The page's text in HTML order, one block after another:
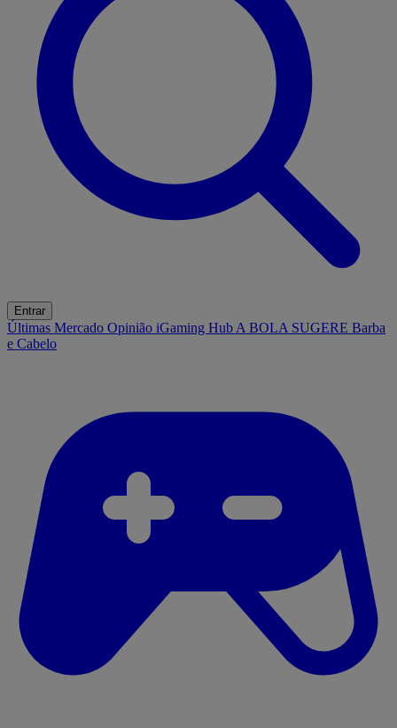
Entrar
Últimas Mercado Opinião iGaming Hub A BOLA SUGERE Barba
e Cabelo